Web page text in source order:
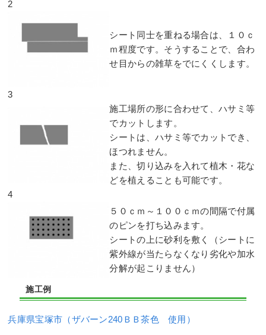
2
シート同士を重ねる場合は、１０ｃ
ｍ程度です。そうすることで、合わ
せ目からの雑草をでにくくします。
3
施工場所の形に合わせて、ハサミ等
でカットします。
シートは、ハサミ等でカットでき、
ほつれません。
また、切り込みを入れて植木・花な
どを植えることも可能です。
4
５０ｃｍ～１００ｃｍの間隔で付属
のピンを打ち込みます。
シートの上に砂利を敷く（シートに
紫外線が当たらなくなり劣化や加水
分解が起こりません）
施工例
兵庫県宝塚市（ザバーン240ＢＢ茶色 使用）